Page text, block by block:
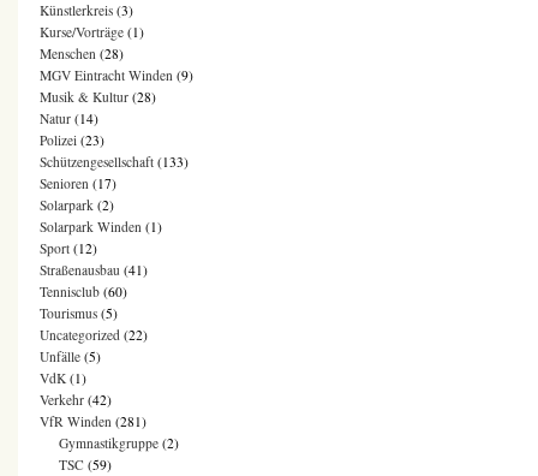
Künstlerkreis (3)
Kurse/Vorträge (1)
Menschen (28)
MGV Eintracht Winden (9)
Musik & Kultur (28)
Natur (14)
Polizei (23)
Schützengesellschaft (133)
Senioren (17)
Solarpark (2)
Solarpark Winden (1)
Sport (12)
Straßenausbau (41)
Tennisclub (60)
Tourismus (5)
Uncategorized (22)
Unfälle (5)
VdK (1)
Verkehr (42)
VfR Winden (281)
Gymnastikgruppe (2)
TSC (59)